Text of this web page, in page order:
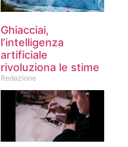
Ghiacciai,
l’intelligenza
artificiale
rivoluziona le stime
Redazione